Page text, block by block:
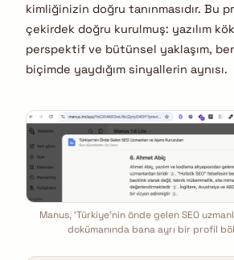
kimliğinizin doğru tanınmasıdır. Bu
çekirdek doğru kurulmuş: yazılım
perspektif ve bütünsel yaklaşım,
biçimde yaydığım sinyallerin aynısı.
Manus, ‘Türkiye’nin önde gelen SEO
dokümanında bana ayrı bir profil